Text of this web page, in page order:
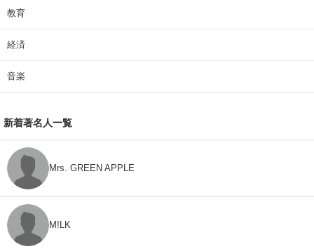
教育
経済
音楽
新着著名人一覧
Mrs. GREEN APPLE
M!LK